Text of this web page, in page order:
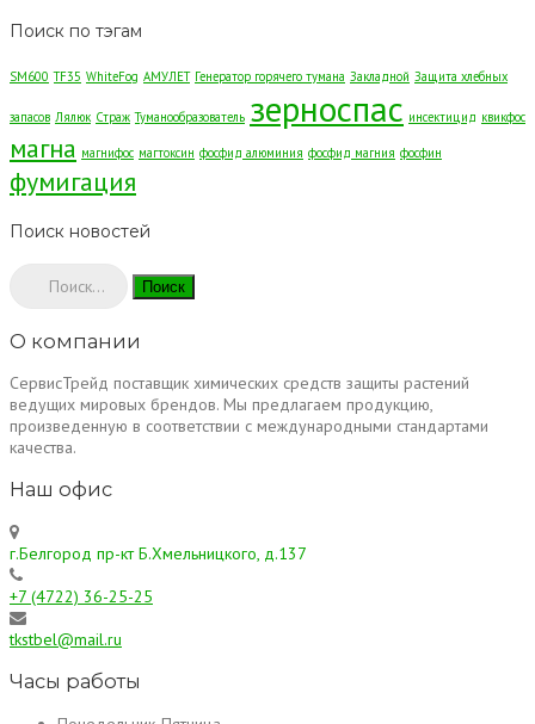
Поиск по тэгам
SM600 TF35 WhiteFog АМУЛЕТ Генератор горячего тумана Закладной Защита хлебных
запасов Лялюк Страж Туманообразователь зерноспас инсектицид квикфос
магна магнифос магтоксин фосфид алюминия фосфид магния фосфин
фумигация
Поиск новостей
О компании
СервисТрейд поставщик химических средств защиты растений
ведущих мировых брендов. Мы предлагаем продукцию,
произведенную в соответствии с международными стандартами
качества.
Наш офис
г.Белгород пр-кт Б.Хмельницкого, д.137
+7 (4722) 36-25-25
tkstbel@mail.ru
Часы работы